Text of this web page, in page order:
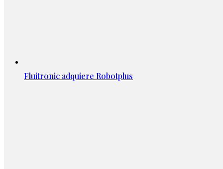
Fluitronic adquiere Robotplus